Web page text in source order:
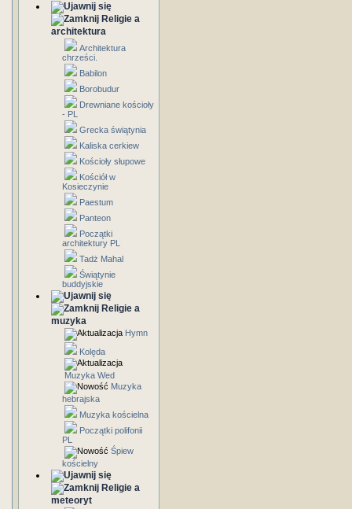
Religie a
architektura
Architektura
chrześci.
Babilon
Borobudur
Drewniane kościoły
- PL
Grecka świątynia
Kaliska cerkiew
Kościoły słupowe
Kościół w
Kosieczynie
Paestum
Panteon
Początki
architektury PL
Tadż Mahal
Świątynie
buddyjskie
Religie a
muzyka
Hymn
Kolęda
Muzyka Wed
Muzyka
hebrajska
Muzyka kościelna
Początki polifonii
PL
Śpiew
kościelny
Religie a
meteoryt